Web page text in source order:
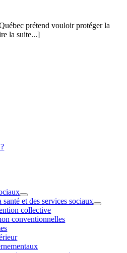
prétend vouloir protéger la
la suite...]
santé et des services sociaux
collective
conventionnelles